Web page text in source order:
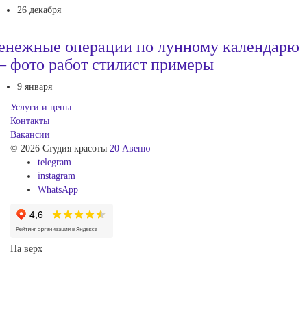
26 декабря
операции по лунному календарю
работ стилист примеры
9 января
Услуги и цены
Контакты
Вакансии
© 2026 Студия красоты 20 Авеню
telegram
instagram
WhatsApp
На верх